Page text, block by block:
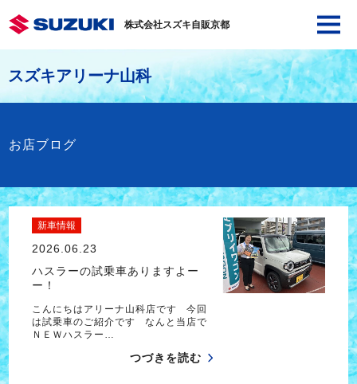
株式会社スズキ自販京都
スズキアリーナ山科
お店ブログ
新車情報
2026.06.23
ハスラーの試乗車ありますよー
ー！
こんにちはアリーナ山科店です 今回
は試乗車のご紹介です なんと当店で
ＮＥＷハスラー…
つづきを読む